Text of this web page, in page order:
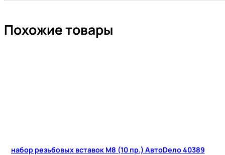
Похожие товары
набор резьбовых вставок М8 (10 пр.) АвтоDело 40389